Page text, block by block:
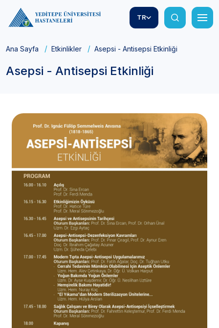
TR
Ana Sayfa Etkinlikler Asepsi - Antisepsi Etkinliği
Asepsi - Antisepsi Etkinliği